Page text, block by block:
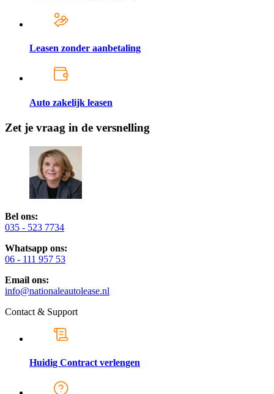
Leasen zonder aanbetaling
Auto zakelijk leasen
Zet je vraag in de versnelling
Bel ons:
035 - 523 7734
Whatsapp ons:
06 - 111 957 53
Email ons:
info@nationaleautolease.nl
Contact & Support
Huidig Contract verlengen